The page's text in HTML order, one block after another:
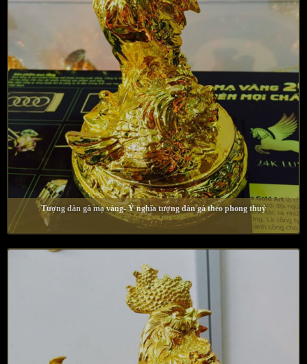
Tượng đàn gà mạ vàng- Ý nghĩa tượng đàn gà theo phong thuỷ